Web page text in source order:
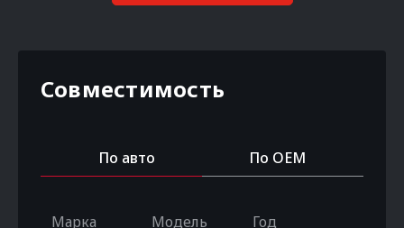
Совместимость
По авто По OEM
Марка Модель Год